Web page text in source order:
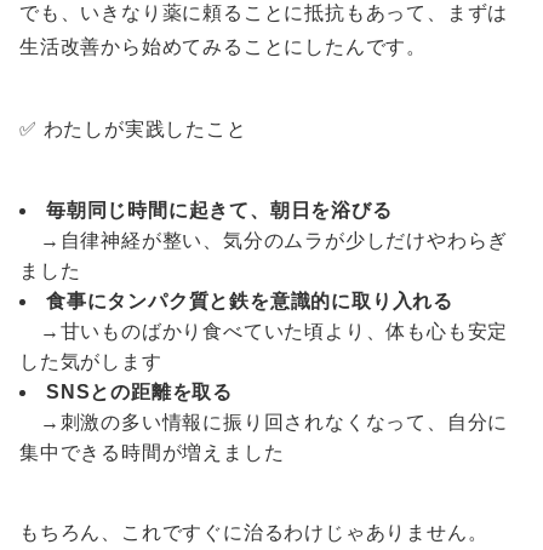
でも、いきなり薬に頼ることに抵抗もあって、まずは
生活改善から始めてみることにしたんです。
✅ わたしが実践したこと
毎朝同じ時間に起きて、朝日を浴びる
→自律神経が整い、気分のムラが少しだけやわらぎ
ました
食事にタンパク質と鉄を意識的に取り入れる
→甘いものばかり食べていた頃より、体も心も安定
した気がします
SNSとの距離を取る
→刺激の多い情報に振り回されなくなって、自分に
集中できる時間が増えました
もちろん、これですぐに治るわけじゃありません。